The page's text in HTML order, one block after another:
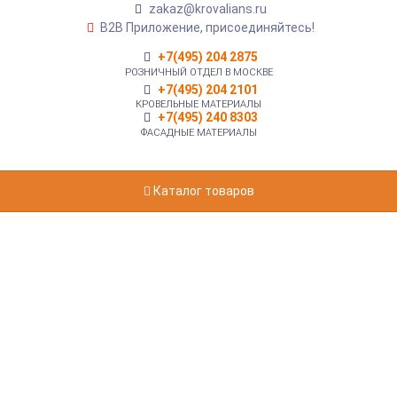
zakaz@krovalians.ru
B2B Приложение, присоединяйтесь!
+7(495) 204 2875
РОЗНИЧНЫЙ ОТДЕЛ В МОСКВЕ
+7(495) 204 2101
КРОВЕЛЬНЫЕ МАТЕРИАЛЫ
+7(495) 240 8303
ФАСАДНЫЕ МАТЕРИАЛЫ
Каталог товаров